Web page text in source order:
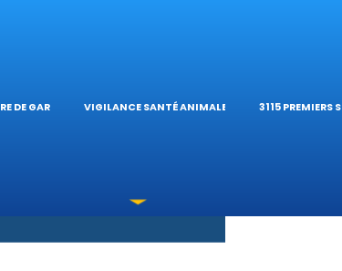
DE GARDE
DU
VIGILANCE SANTÉ ANIMALE
GUIDES
3115 PREMIERS